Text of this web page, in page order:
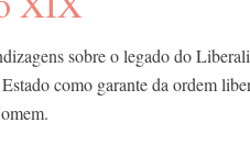
sobre o legado do
como garante da ordem